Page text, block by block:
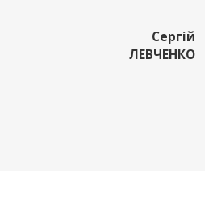
Сергій
ЛЕВЧЕНКО